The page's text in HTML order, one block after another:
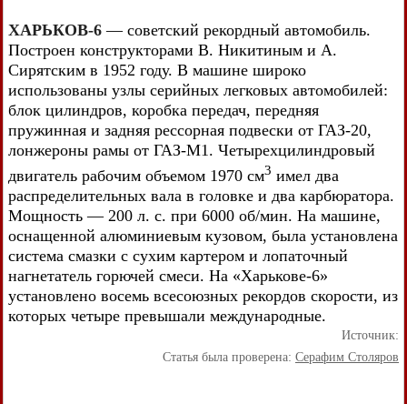
ХАРЬКОВ-6 — советский рекордный автомобиль.
Построен конструкторами В. Никитиным и А.
Сирятским в 1952 году. В машине широко
использованы узлы серийных легковых автомобилей:
блок цилиндров, коробка передач, передняя
пружинная и задняя рессорная подвески от ГАЗ-20,
лонжероны рамы от ГАЗ-M1. Четырехцилиндровый
двигатель рабочим объемом 1970 см3 имел два
распределительных вала в головке и два карбюратора.
Мощность — 200 л. с. при 6000 об/мин. На машине,
оснащенной алюминиевым кузовом, была установлена
система смазки с сухим картером и лопаточный
нагнетатель горючей смеси. На «Харькове-6»
установлено восемь всесоюзных рекордов скорости, из
которых четыре превышали международные.
Источник:
Статья была проверена: Серафим Столяров